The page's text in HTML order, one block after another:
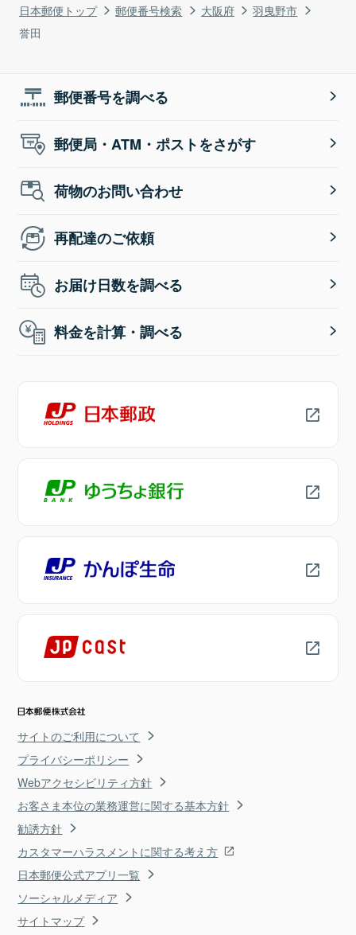
日本郵便トップ 郵便番号検索 大阪府
羽曳野市
誉田
郵便番号を調べる
郵便局・ATM・ポストをさがす
荷物のお問い合わせ
再配達のご依頼
お届け日数を調べる
料金を計算・調べる
サイトのご利用について
プライバシーポリシー
Webアクセシビリティ方針
お客さま本位の業務運営に関する基本方針
勧誘方針
カスタマーハラスメントに関する考え方
日本郵便公式アプリ一覧
ソーシャルメディア
サイトマップ